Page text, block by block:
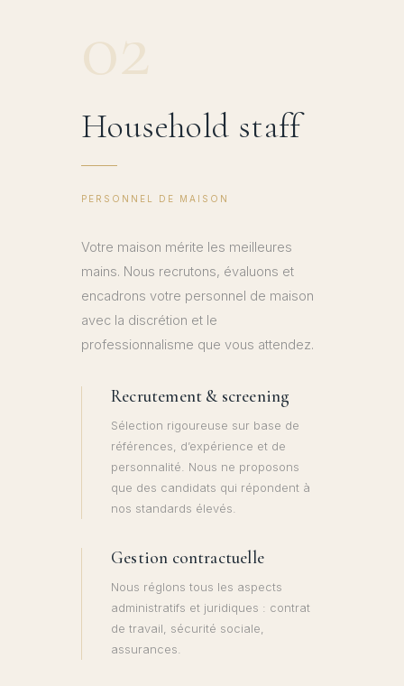
02
Household staff
PERSONNEL DE MAISON
Votre maison mérite les meilleures
mains. Nous recrutons, évaluons et
encadrons votre personnel de maison
avec la discrétion et le
professionnalisme que vous attendez.
Recrutement & screening
Sélection rigoureuse sur base de
références, d’expérience et de
personnalité. Nous ne proposons
que des candidats qui répondent à
nos standards élevés.
Gestion contractuelle
Nous réglons tous les aspects
administratifs et juridiques : contrat
de travail, sécurité sociale,
assurances.